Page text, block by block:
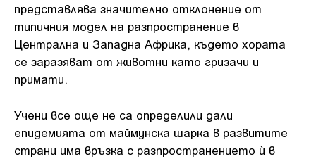
представлява значително отклонение от
типичния модел на разпространение в
Централна и Западна Африка, където хората
се заразяват от животни като гризачи и
примати.
Учени все още не са определили дали
епидемията от маймунска шарка в развитите
страни има връзка с разпространението ѝ в